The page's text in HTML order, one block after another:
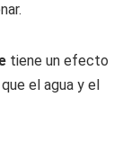
tiene un efecto
el agua y el